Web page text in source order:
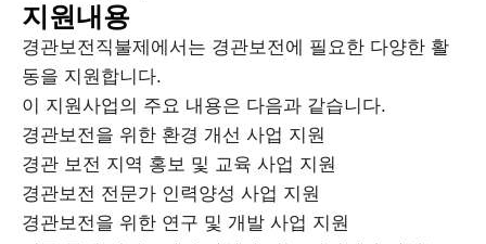
지원내용
경관보전직불제에서는 경관보전에 필요한 다양한 활
동을 지원합니다.
이 지원사업의 주요 내용은 다음과 같습니다.
경관보전을 위한 환경 개선 사업 지원
경관 보전 지역 홍보 및 교육 사업 지원
경관보전 전문가 인력양성 사업 지원
경관보전을 위한 연구 및 개발 사업 지원